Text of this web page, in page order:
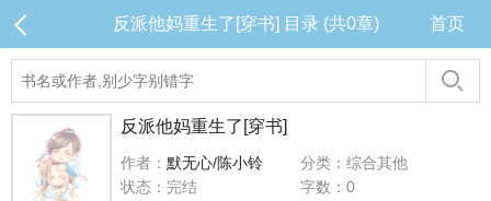
反派他妈重生了[穿书] 目录 (共0章) 首页
反派他妈重生了[穿书]
作者： 默无心/陈小铃
分类：综合其他
状态：完结
字数：0